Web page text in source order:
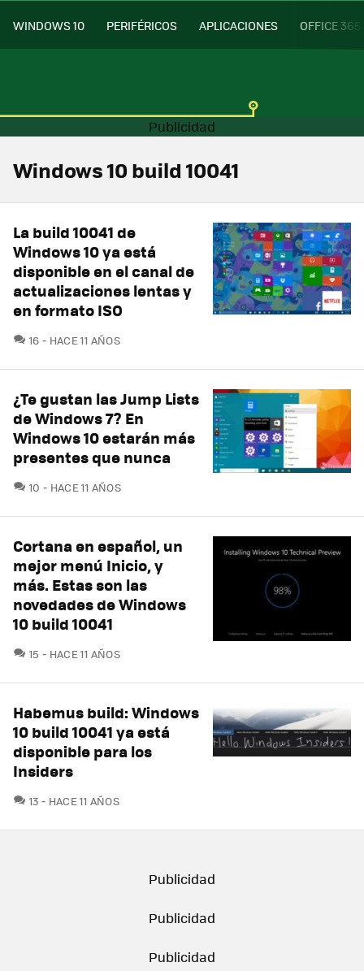
WINDOWS 10 PERIFÉRICOS APLICACIONES OFFICE 365
Windows 10 build 10041
La build 10041 de
Windows 10 ya está
disponible en el canal de
actualizaciones lentas y
en formato ISO
16 COMENTARIOS
HACE 11 AÑOS
¿Te gustan las Jump Lists
de Windows 7? En
Windows 10 estarán más
presentes que nunca
10 COMENTARIOS
HACE 11 AÑOS
Cortana en español, un
mejor menú Inicio, y
más. Estas son las
novedades de Windows
10 build 10041
15 COMENTARIOS
HACE 11 AÑOS
Habemus build: Windows
10 build 10041 ya está
disponible para los
Insiders
13 COMENTARIOS
HACE 11 AÑOS